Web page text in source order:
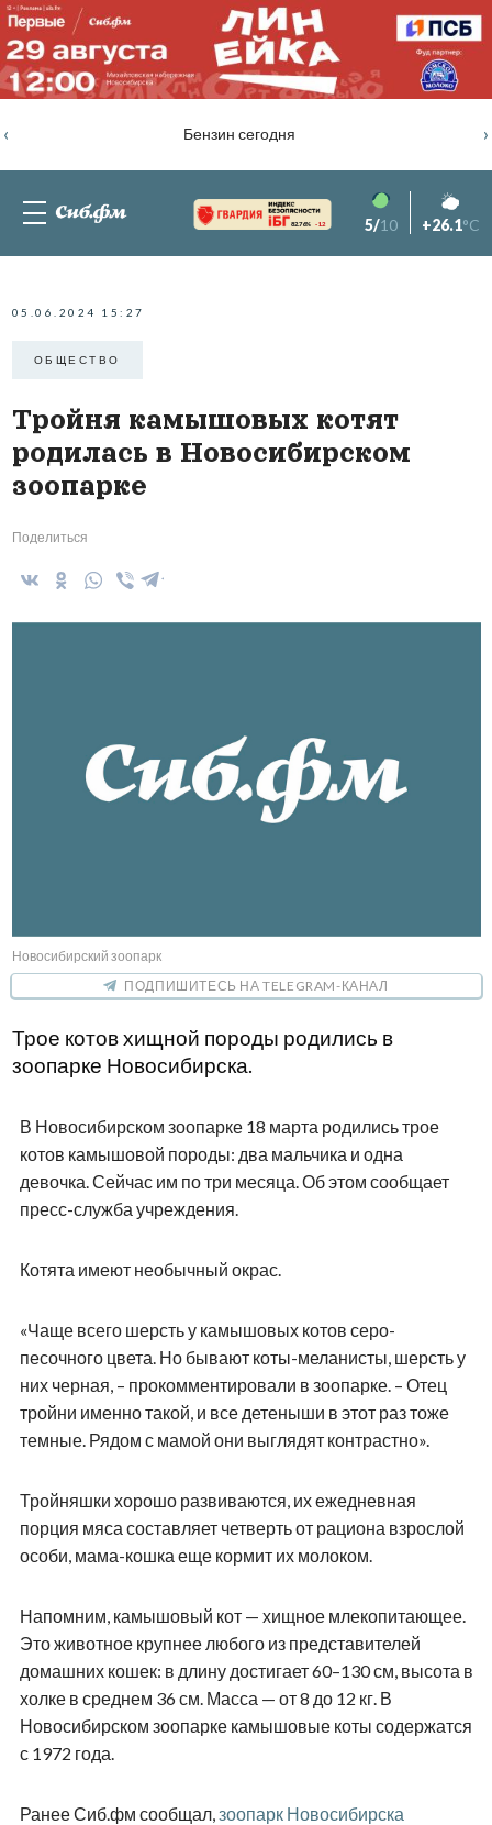
Бензин сегодня
‹ ›
82.76% -1.2 5/10 +26.1°C
05.06.2024 15:27
ОБЩЕСТВО
Тройня камышовых котят
родилась в Новосибирском
зоопарке
Поделиться
Новосибирский зоопарк
ПОДПИШИТЕСЬ НА TELEGRAM-КАНАЛ
Трое котов хищной породы родились в
зоопарке Новосибирска.
В Новосибирском зоопарке 18 марта родились трое
котов камышовой породы: два мальчика и одна
девочка. Сейчас им по три месяца. Об этом сообщает
пресс-служба учреждения.
Котята имеют необычный окрас.
«Чаще всего шерсть у камышовых котов серо-
песочного цвета. Но бывают коты-меланисты, шерсть у
них черная, – прокомментировали в зоопарке. – Отец
тройни именно такой, и все детеныши в этот раз тоже
темные. Рядом с мамой они выглядят контрастно».
Тройняшки хорошо развиваются, их ежедневная
порция мяса составляет четверть от рациона взрослой
особи, мама-кошка еще кормит их молоком.
Напомним, камышовый кот — хищное млекопитающее.
Это животное крупнее любого из представителей
домашних кошек: в длину достигает 60–130 см, высота в
холке в среднем 36 см. Масса — от 8 до 12 кг. В
Новосибирском зоопарке камышовые коты содержатся
с 1972 года.
Ранее Сиб.фм сообщал,зоопарк Новосибирска